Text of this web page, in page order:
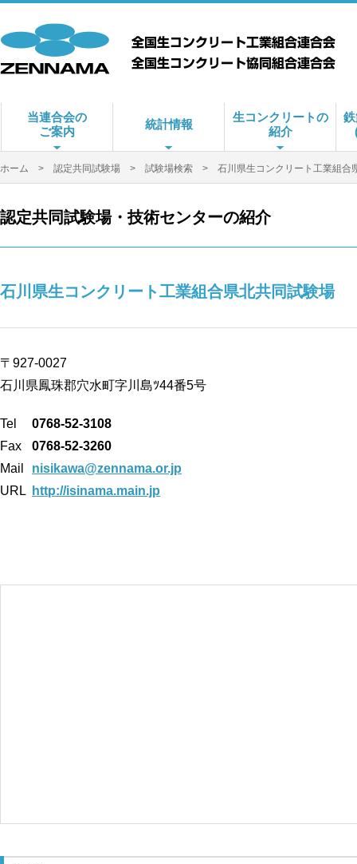
当連合会の
ご案内
統計情報
生コンクリートの
紹介
ホーム > 認定共同試験場 > 試験場検索 > 石川県生コンクリート工業組合
認定共同試験場・技術センターの紹介
石川県生コンクリート工業組合県北共同試験場
〒927-0027
石川県鳳珠郡穴水町字川島ﾂ44番5号
Tel
0768-52-3108
Fax
0768-52-3260
Mail
nisikawa@zennama.or.jp
URL
http://isinama.main.jp